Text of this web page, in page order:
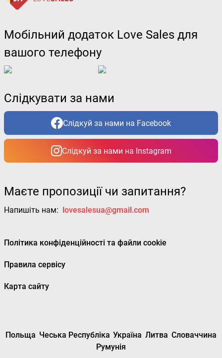
Мобільний додаток Love Sales для
вашого телефону
Слідкувати за нами
Слідкуй за нами на Facebook
Слідкуй за нами на Instagram
Маєте пропозиції чи запитання?
Напишіть нам: lovesalesua@gmail.com
Політика конфіденційності та файли cookie
Правила сервісу
Карта сайту
Польща Чеська Республіка Україна Литва Словаччина
Румунія